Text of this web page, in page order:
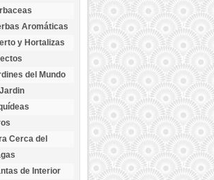
Aromáticas
y Hortalizas
del Mundo
Cerca del
de Interior